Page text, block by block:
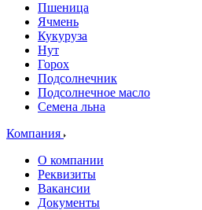
Пшеница
Ячмень
Кукуруза
Нут
Горох
Подсолнечник
Подсолнечное масло
Семена льна
Компания
О компании
Реквизиты
Вакансии
Документы